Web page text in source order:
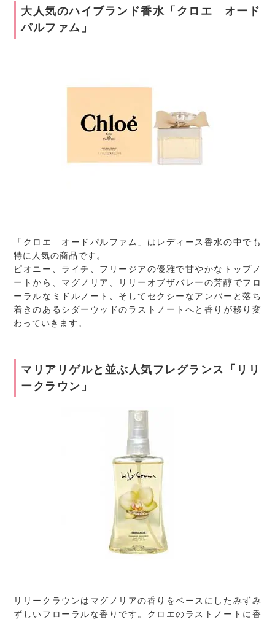
大人気のハイブランド香水「クロエ オード
パルファム」
「クロエ オードパルファム」はレディース香水の中でも
特に人気の商品です。
ピオニー、ライチ、フリージアの優雅で甘やかなトップノ
ートから、マグノリア、リリーオブザバレーの芳醇でフロ
ーラルなミドルノート、そしてセクシーなアンバーと落ち
着きのあるシダーウッドのラストノートへと香りが移り変
わっていきます。
マリアリゲルと並ぶ人気フレグランス「リリ
ークラウン」
リリークラウンはマグノリアの香りをベースにしたみずみ
ずしいフローラルな香りです。クロエのラストノートに香